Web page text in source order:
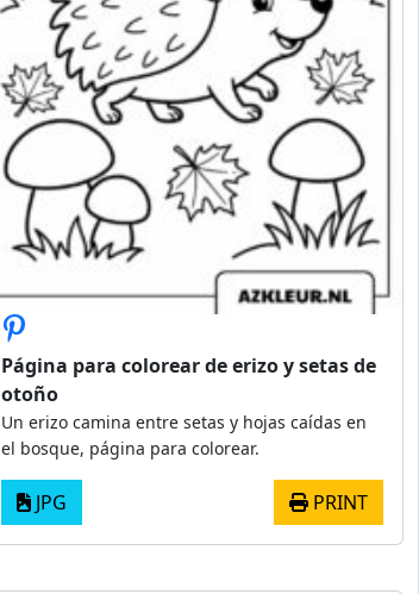
Página para colorear de erizo y setas de
otoño
Un erizo camina entre setas y hojas caídas en
el bosque, página para colorear.
JPG PRINT